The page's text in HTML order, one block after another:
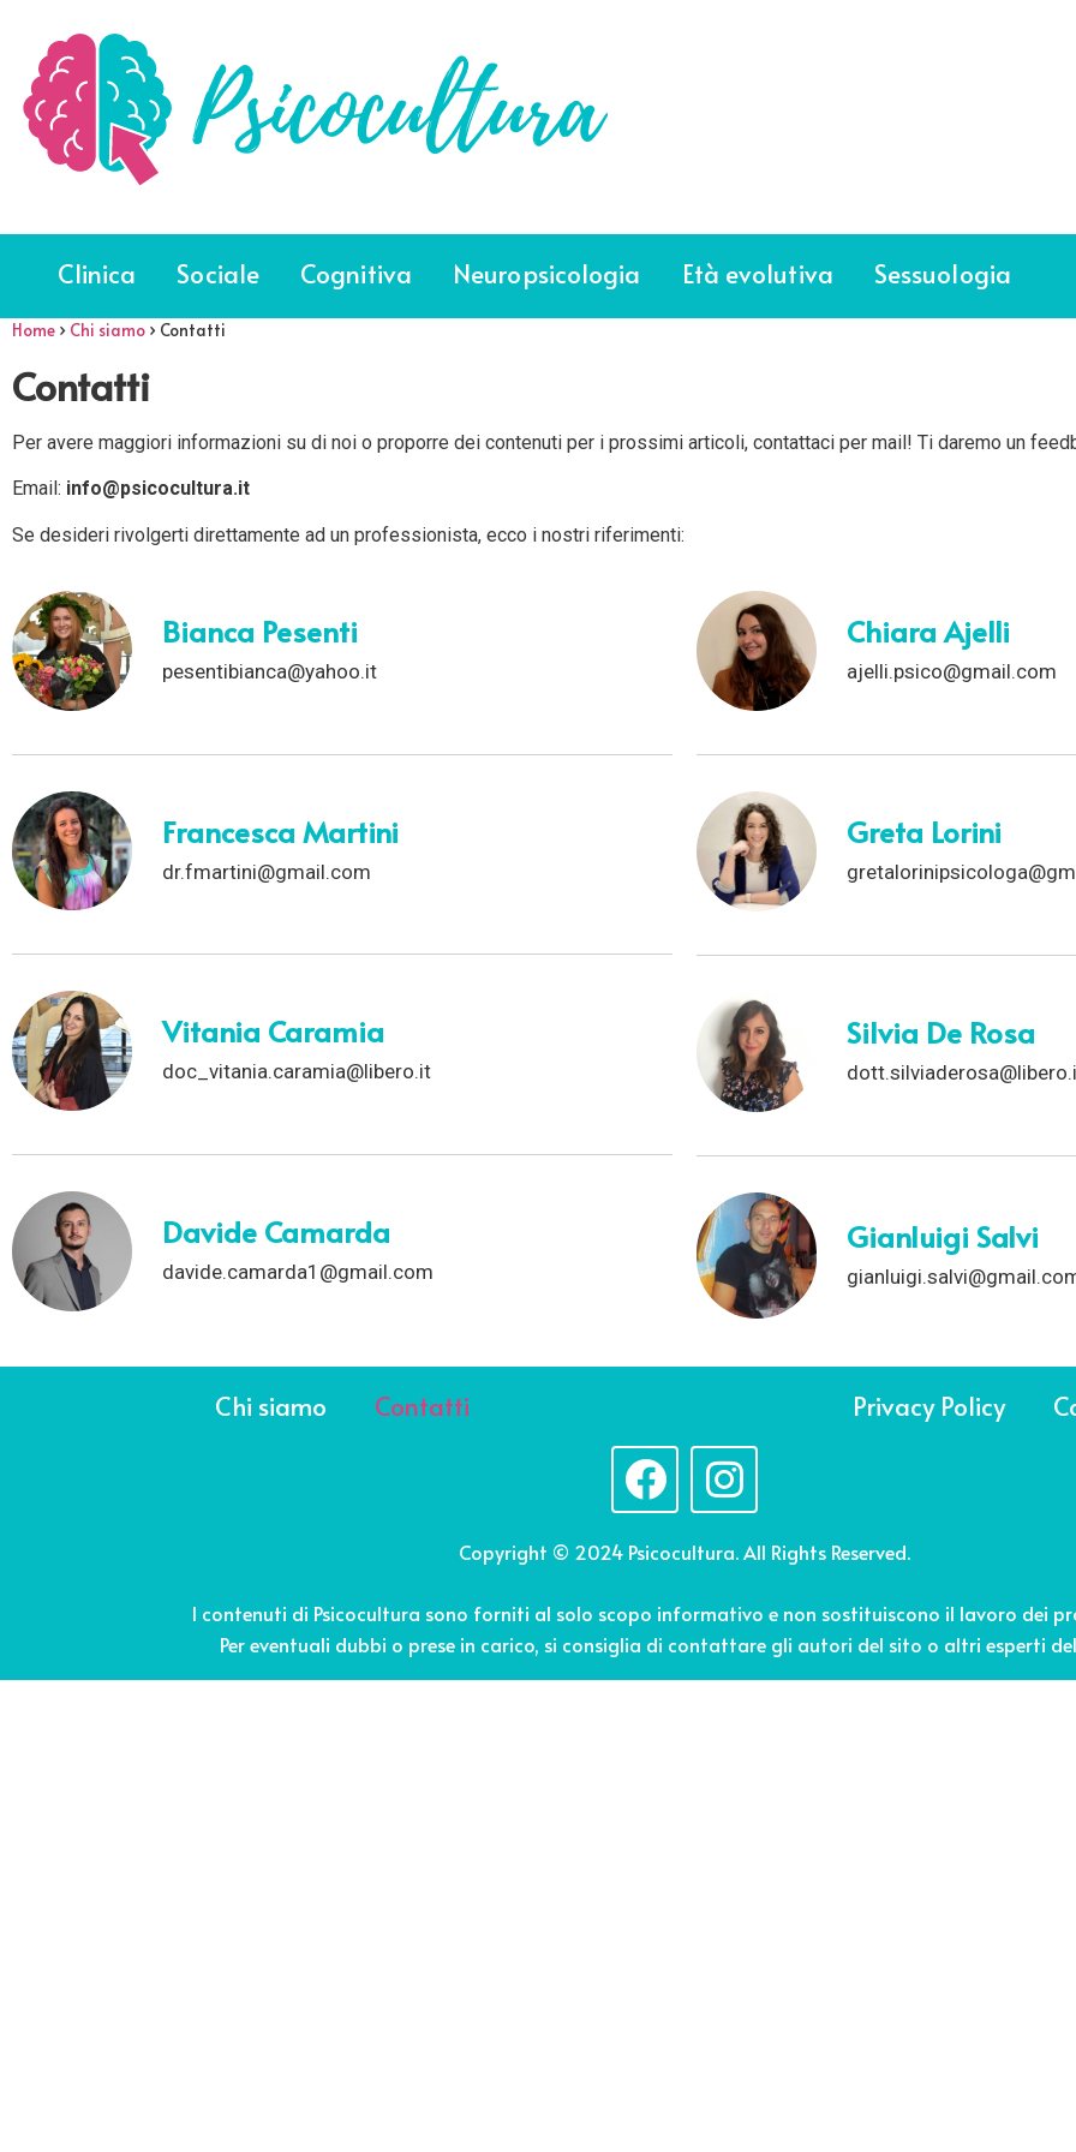
Clinica Sociale Cognitiva Neuropsicologia Età evolutiva Sessuologia
Home › Chi siamo › Contatti
Contatti
Per avere maggiori informazioni su di noi o proporre dei contenuti per i prossimi articoli, contattaci per mail! Ti daremo un
Email: info@psicocultura.it
Se desideri rivolgerti direttamente ad un professionista, ecco i nostri riferimenti:
Bianca Pesenti
pesentibianca@yahoo.it
Francesca Martini
dr.fmartini@gmail.com
Vitania Caramia
doc_vitania.caramia@libero.it
Davide Camarda
davide.camarda1@gmail.com
Chiara Ajelli
ajelli.psico@gmail.com
Greta Lorini
Silvia De Rosa
Gianluigi Salvi
Chi siamo Contatti Privacy Policy
Copyright © 2024 Psicocultura. All Rights Reserved.
I contenuti di Psicocultura sono forniti al solo scopo informativo e non sostituiscono il lavoro dei
Per eventuali dubbi o prese in carico, si consiglia di contattare gli autori del sito o altri esperti